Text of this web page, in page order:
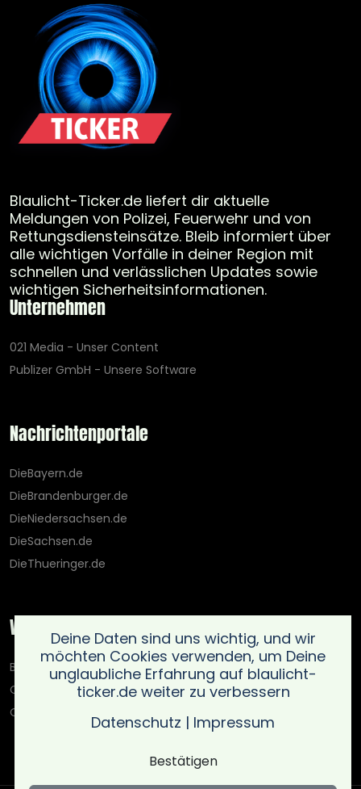
Blaulicht-Ticker.de liefert dir aktuelle
Meldungen von Polizei, Feuerwehr und von
Rettungsdiensteinsätze. Bleib informiert über
alle wichtigen Vorfälle in deiner Region mit
schnellen und verlässlichen Updates sowie
wichtigen Sicherheitsinformationen.
Unternehmen
021 Media - Unser Content
Publizer GmbH - Unsere Software
Nachrichtenportale
DieBayern.de
DieBrandenburger.de
DieNiedersachsen.de
DieSachsen.de
DieThueringer.de
Weitere Portale
Blaulicht-Ticker.de
Oberlausitz.holiday
OnlinedatingKompass.de
Deine Daten sind uns wichtig, und wir
möchten Cookies verwenden, um Deine
unglaubliche Erfahrung auf blaulicht-
ticker.de weiter zu verbessern
Datenschutz | Impressum
Bestätigen